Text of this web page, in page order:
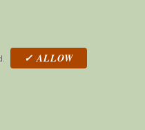
✓ ALLOW